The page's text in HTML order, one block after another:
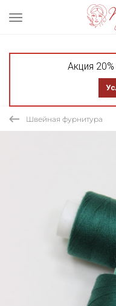
Акция
Швейная фурнитура